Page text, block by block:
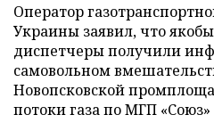
Оператор
Украины заявил, что
диспетчеры получили
самовольном
Новопсковской
потоки газа по МГП